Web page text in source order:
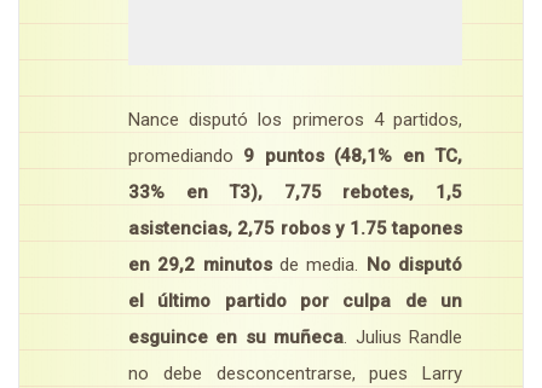
Nance disputó los primeros 4 partidos,
promediando 9 puntos (48,1% en TC,
33% en T3), 7,75 rebotes, 1,5
asistencias, 2,75 robos y 1.75 tapones
en 29,2 minutosde media.
No disputó
el último partido por culpa de un
esguince en su muñeca. Julius Randle
no debe desconcentrarse, pues Larry